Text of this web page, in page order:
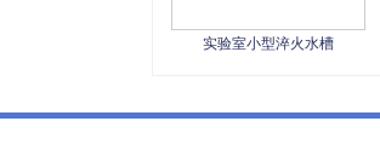
实验室小型淬火水槽